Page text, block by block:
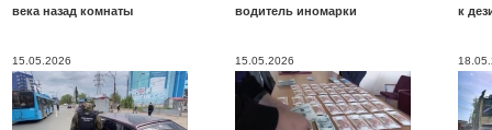
века назад комнаты водитель иномарки к
15.05.2026 15.05.2026